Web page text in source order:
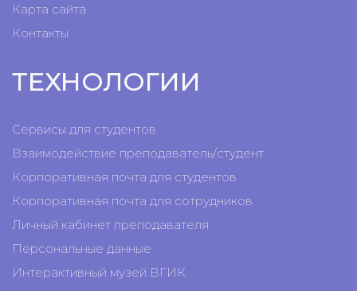
Карта сайта
Контакты
ТЕХНОЛОГИИ
Сервисы для студентов
Взаимодействие преподаватель/студент
Корпоративная почта для студентов
Корпоративная почта для сотрудников
Личный кабинет преподавателя
Персональные данные
Интерактивный музей ВГИК